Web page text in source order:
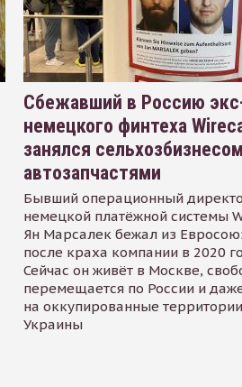
Сбежавший в Россию
немецкого финтеха
занялся
автозапчастями
Бывший операционный
немецкой платёжной системы
Ян Марсалек бежал из
после краха компании в 2020
Сейчас он живёт в Москве,
перемещается по России и
на оккупированные территории
Украины